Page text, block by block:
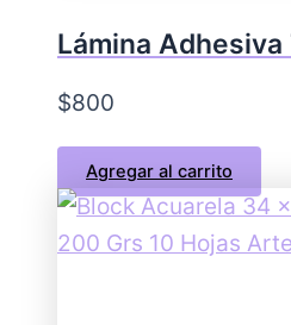
Lámina
$800
Agregar al carrito